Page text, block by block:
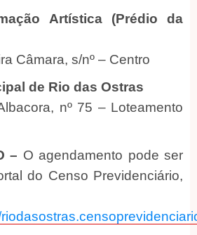
Artística (Prédio da
Câmara, s/nº – Centro
de Rio das Ostras
nº 75 – Loteamento
– O agendamento pode ser
do Censo Previdenciário,